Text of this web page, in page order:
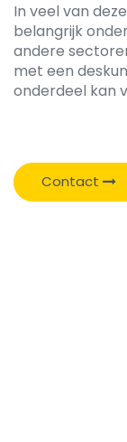
In veel van
belangrijk
andere
met een
onderdeel kan
Contact